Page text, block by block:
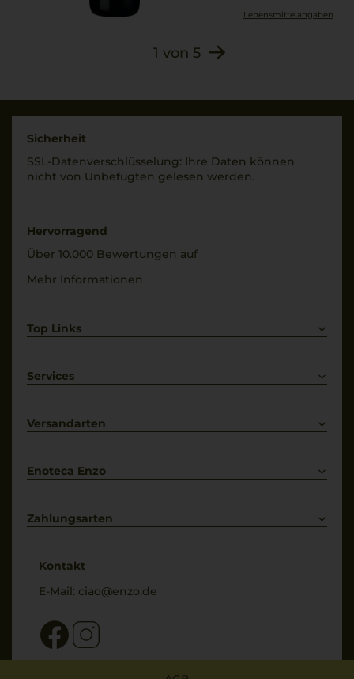
Lebensmittel­angaben
1 von 5
Sicherheit
SSL-Daten­verschlüs­selung: Ihre Daten können
nicht von Unbe­fugten gelesen werden.
Hervorragend
Über 10.000 Bewertungen auf
Mehr Informationen
Top Links
Weißwein
Services
Kontakt
Versandarten
Enoteca Enzo
Bewertungs-Richtlinien
Zahlungsarten
Kontakt
E-Mail: ciao@enzo.de